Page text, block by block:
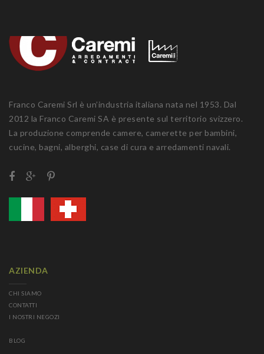
Franco Caremi Srl è un’industria italiana nata nel 1953. Dal
2012 la Franco Caremi SA è presente sul territorio svizzero.
La produzione comprende camere, camerette per bambini,
cucine, bagni, alberghi, case di cura e arredamenti navali.
AZIENDA
CHI SIAMO
CONTATTI
I NOSTRI NEGOZI
BLOG